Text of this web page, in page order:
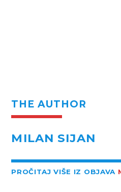
THE AUTHOR
MILAN SIJAN
PROČITAJ VIŠE IZ OBJAVA